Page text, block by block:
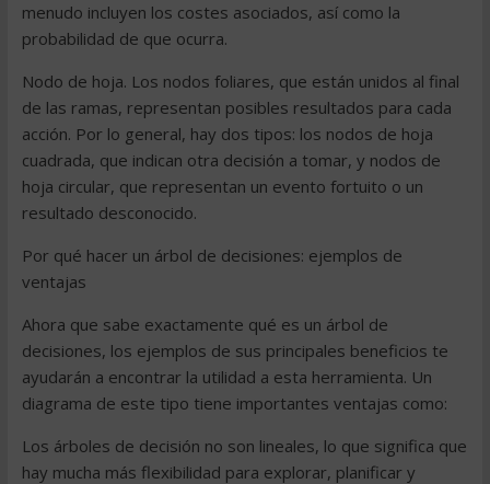
menudo incluyen los costes asociados, así como la
probabilidad de que ocurra.
Nodo de hoja. Los nodos foliares, que están unidos al final
de las ramas, representan posibles resultados para cada
acción. Por lo general, hay dos tipos: los nodos de hoja
cuadrada, que indican otra decisión a tomar, y nodos de
hoja circular, que representan un evento fortuito o un
resultado desconocido.
Por qué hacer un árbol de decisiones: ejemplos de
ventajas
Ahora que sabe exactamente qué es un árbol de
decisiones, los ejemplos de sus principales beneficios te
ayudarán a encontrar la utilidad a esta herramienta. Un
diagrama de este tipo tiene importantes ventajas como:
Los árboles de decisión no son lineales, lo que significa que
hay mucha más flexibilidad para explorar, planificar y